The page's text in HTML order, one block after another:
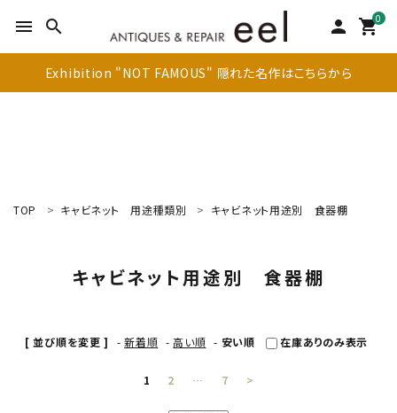
menu search person 0
shopping_cart
Exhibition "NOT FAMOUS" 隠れた名作はこちらから
search
TOP キャビネット 用途種類別 キャビネット用途別 食器棚
キャビネット用途別 食器棚
[ 並び順を変更 ] -新着順 -高い順 - 安い順 在庫ありのみ表示
1 2 … 7 >